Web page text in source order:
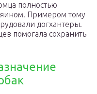
полностью
Примером тому
догхантеры.
помогала сохранить